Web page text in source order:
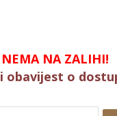
NA ZALIHI!
obavijest o